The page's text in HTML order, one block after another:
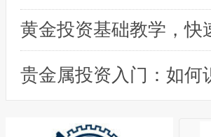
黄金投资基础教学，快
贵金属投资入门：如何